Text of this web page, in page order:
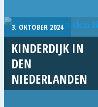
3. OKTOBER 2024
KINDERDIJK IN
DEN
NIEDERLANDEN